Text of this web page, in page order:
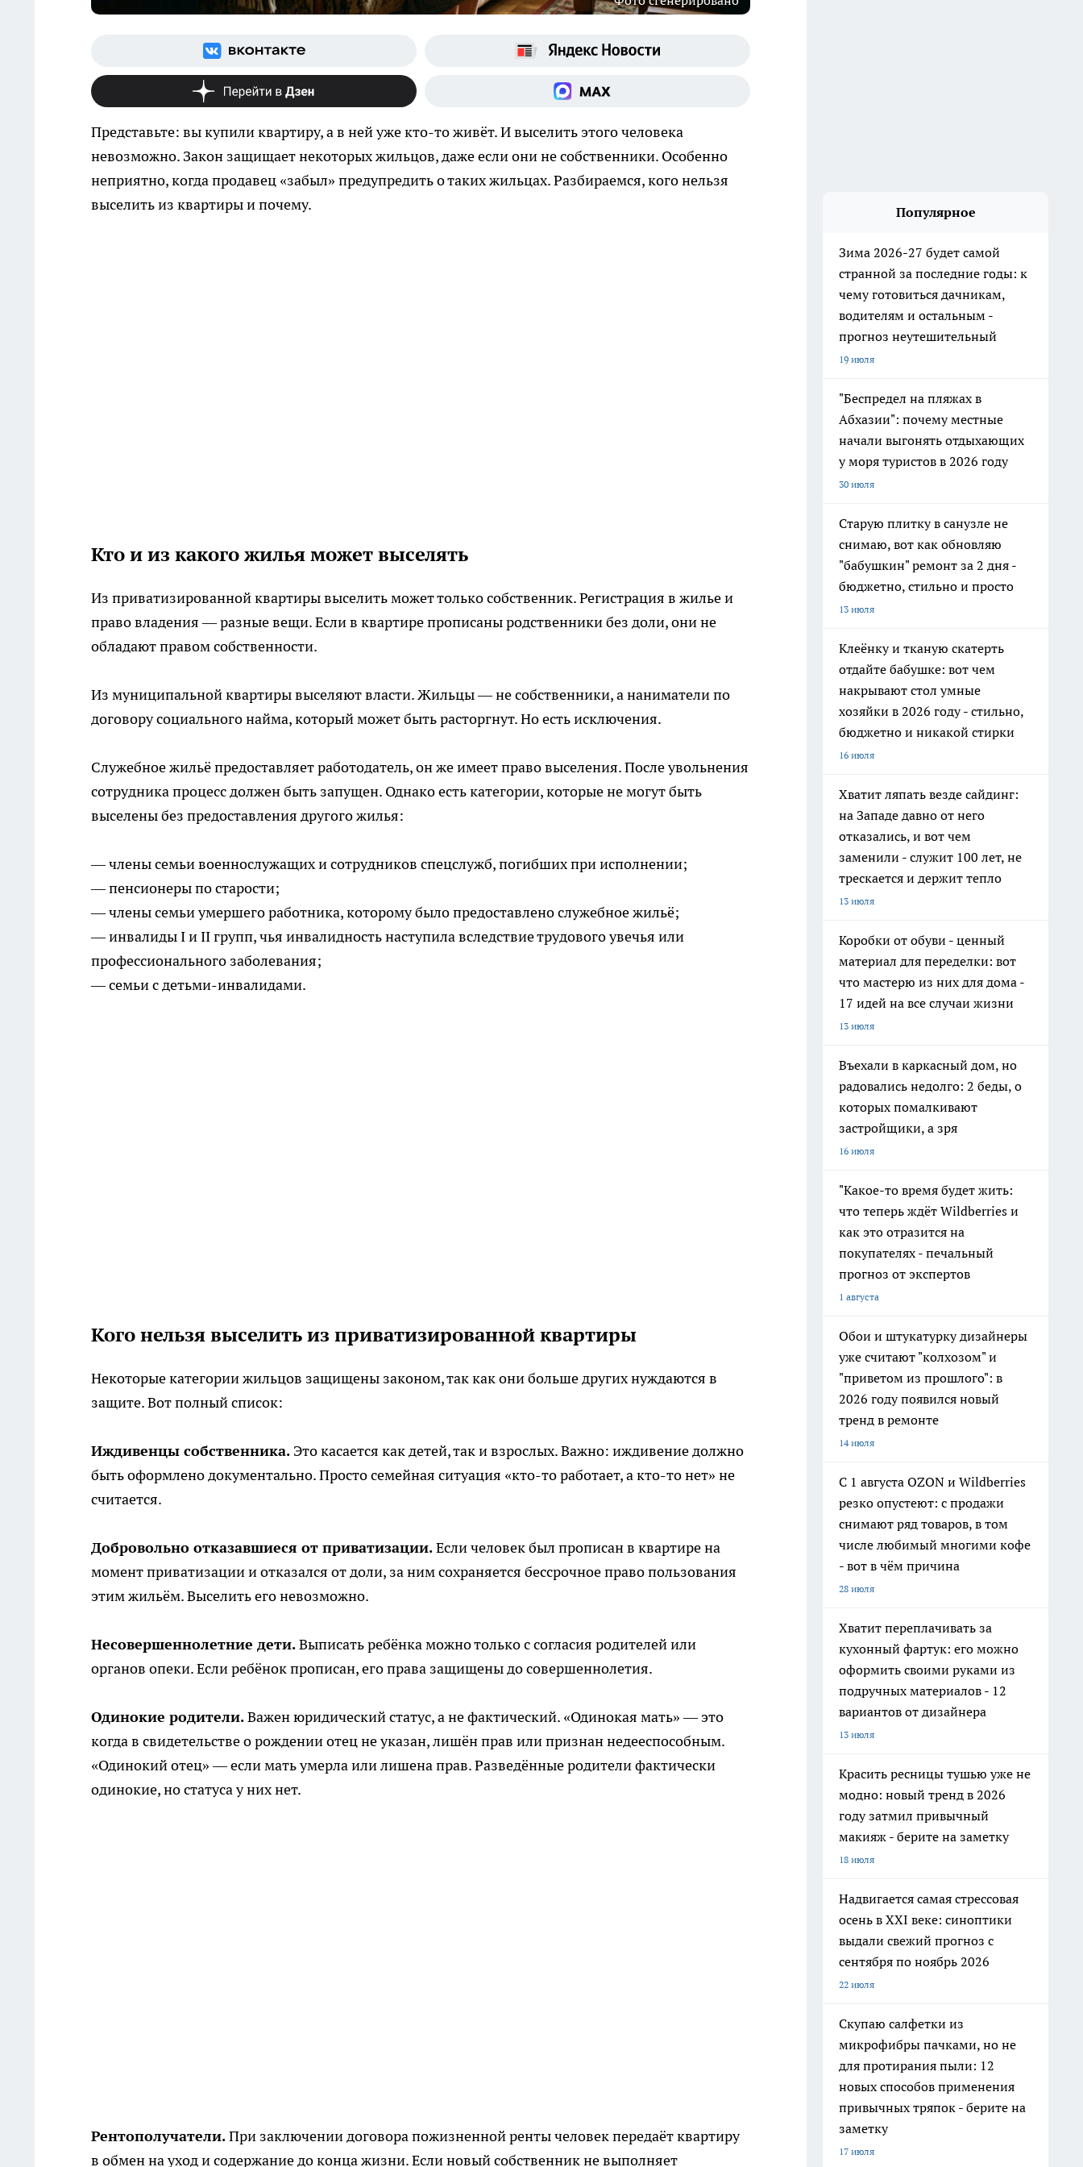
Представьте: вы купили квартиру, а в ней уже кто-то живёт. И выселить этого человека
невозможно. Закон защищает некоторых жильцов, даже если они не собственники. Особенно
неприятно, когда продавец «забыл» предупредить о таких жильцах. Разбираемся, кого нельзя
выселить из квартиры и почему.
Кто и из какого жилья может выселять
Из приватизированной квартиры выселить может только собственник. Регистрация в жилье и
право владения — разные вещи. Если в квартире прописаны родственники без доли, они не
обладают правом собственности.
Из муниципальной квартиры выселяют власти. Жильцы — не собственники, а наниматели по
договору социального найма, который может быть расторгнут. Но есть исключения.
Служебное жильё предоставляет работодатель, он же имеет право выселения. После увольнения
сотрудника процесс должен быть запущен. Однако есть категории, которые не могут быть
выселены без предоставления другого жилья:
— члены семьи военнослужащих и сотрудников спецслужб, погибших при исполнении;
— пенсионеры по старости;
— члены семьи умершего работника, которому было предоставлено служебное жильё;
— инвалиды I и II групп, чья инвалидность наступила вследствие трудового увечья или
профессионального заболевания;
— семьи с детьми-инвалидами.
Кого нельзя выселить из приватизированной квартиры
Некоторые категории жильцов защищены законом, так как они больше других нуждаются в
защите. Вот полный список:
Иждивенцы собственника. Это касается как детей, так и взрослых. Важно: иждивение должно
быть оформлено документально. Просто семейная ситуация «кто-то работает, а кто-то нет» не
считается.
Добровольно отказавшиеся от приватизации.Если человек был прописан в квартире на
момент приватизации и отказался от доли, за ним сохраняется бессрочное право пользования
этим жильём. Выселить его невозможно.
Несовершеннолетние дети.Выписать ребёнка можно только с согласия родителей или
органов опеки. Если ребёнок прописан, его права защищены до совершеннолетия.
Одинокие родители.Важен юридический статус, а не фактический. «Одинокая мать» — это
когда в свидетельстве о рождении отец не указан, лишён прав или признан недееспособным.
«Одинокий отец» — если мать умерла или лишена прав. Разведённые родители фактически
одинокие, но статуса у них нет.
Рентополучатели.При заключении договора пожизненной ренты человек передаёт квартиру
в обмен на уход и содержание до конца жизни. Если новый собственник не выполняет
Популярное
Зима 2026-27 будет самой
странной за последние годы: к
чему готовиться дачникам,
водителям и остальным -
прогноз неутешительный
19 июля
"Беспредел на пляжах в
Абхазии": почему местные
начали выгонять отдыхающих
у моря туристов в 2026 году
30 июля
Старую плитку в санузле не
снимаю, вот как обновляю
"бабушкин" ремонт за 2 дня -
бюджетно, стильно и просто
13 июля
Клеёнку и тканую скатерть
отдайте бабушке: вот чем
накрывают стол умные
хозяйки в 2026 году - стильно,
бюджетно и никакой стирки
16 июля
Хватит ляпать везде сайдинг:
на Западе давно от него
отказались, и вот чем
заменили - служит 100 лет, не
трескается и держит тепло
13 июля
Коробки от обуви - ценный
материал для переделки: вот
что мастерю из них для дома -
17 идей на все случаи жизни
13 июля
Въехали в каркасный дом, но
радовались недолго: 2 беды, о
которых помалкивают
застройщики, а зря
16 июля
"Какое-то время будет жить:
что теперь ждёт Wildberries и
как это отразится на
покупателях - печальный
прогноз от экспертов
1 августа
Обои и штукатурку дизайнеры
уже считают "колхозом" и
"приветом из прошлого": в
2026 году появился новый
тренд в ремонте
14 июля
С 1 августа OZON и Wildberries
резко опустеют: с продажи
снимают ряд товаров, в том
числе любимый многими кофе
- вот в чём причина
28 июля
Хватит переплачивать за
кухонный фартук: его можно
оформить своими руками из
подручных материалов - 12
вариантов от дизайнера
13 июля
Красить ресницы тушью уже не
модно: новый тренд в 2026
году затмил привычный
макияж - берите на заметку
18 июля
Надвигается самая стрессовая
осень в XXI веке: синоптики
выдали свежий прогноз с
сентября по ноябрь 2026
22 июля
Скупаю салфетки из
микрофибры пачками, но не
для протирания пыли: 12
новых способов применения
привычных тряпок - берите на
заметку
17 июля